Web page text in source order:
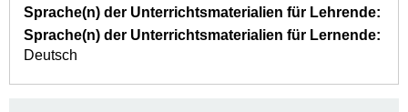
Sprache(n) der Unterrichtsmaterialien für Lehrende:
Sprache(n) der Unterrichtsmaterialien für Lernende:
Deutsch